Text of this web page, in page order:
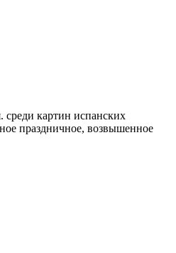
среди картин испанских
праздничное, возвышенное